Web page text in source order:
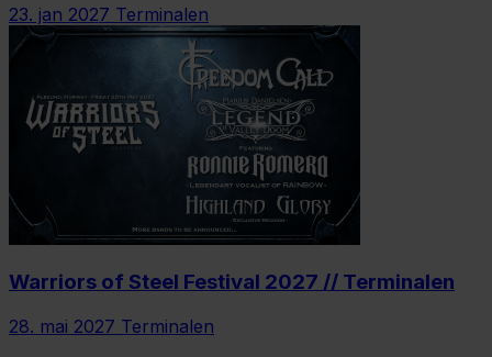
23. jan 2027 Terminalen
Warriors of Steel Festival 2027 // Terminalen
28. mai 2027 Terminalen